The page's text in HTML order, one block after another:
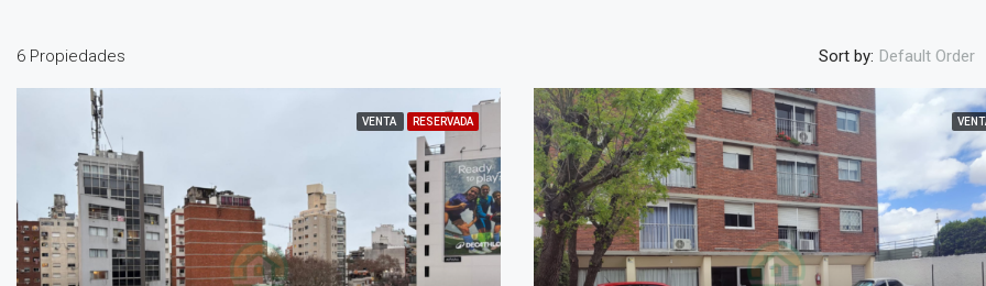
6 Propiedades Sort by: Default Order
VENTA RESERVADA
DESTACADAS